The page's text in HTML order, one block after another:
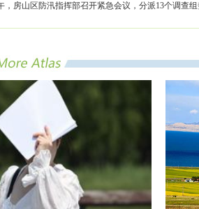
，房山区防汛指挥部召开紧急会议，分派13个调查